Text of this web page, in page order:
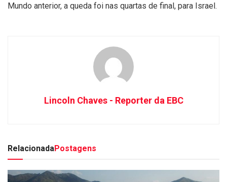
Mundo anterior, a queda foi nas quartas de final, para Israel.
Lincoln Chaves - Reporter da EBC
RelacionadaPostagens